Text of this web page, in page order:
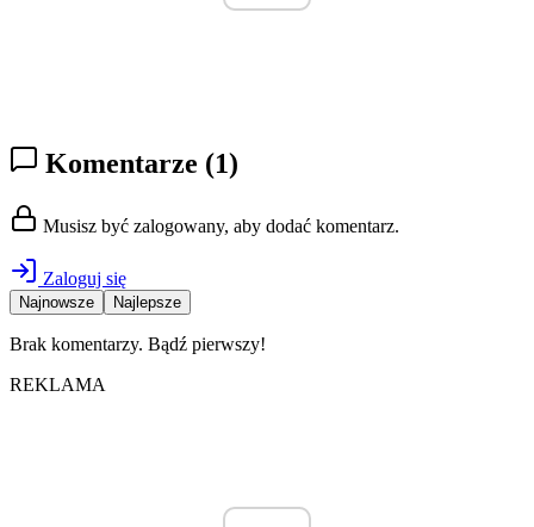
Komentarze (1)
Musisz być zalogowany, aby dodać komentarz.
Zaloguj się
Najnowsze Najlepsze
Brak komentarzy. Bądź pierwszy!
REKLAMA